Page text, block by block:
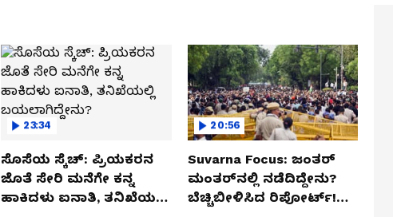
23:34
ಸೊಸೆಯ ಸ್ಕೆಚ್: ಪ್ರಿಯಕರನ
ಜೊತೆ ಸೇರಿ ಮನೆಗೇ ಕನ್ನ
ಹಾಕಿದಳು ಐನಾತಿ, ತನಿಖೆಯಲ್ಲಿ
20:56
Suvarna Focus: ಜಂತರ್
ಮಂತರ್‌ನಲ್ಲಿ ನಡೆದಿದ್ದೇನು?
ಬೆಚ್ಚಿಬೀಳಿಸಿದ ರಿಪೋರ್ಟ್!